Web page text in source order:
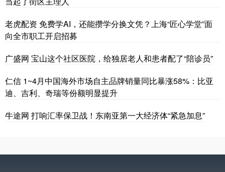
老虎配资 免费学AI，还能攒学分换文凭？上海“匠心学堂”面
向全市职工开启招募
广盛网 宝山这个社区医院，给独居老人和患者配了“陪诊员”
仁信 1~4月中国海外市场自主品牌销量同比暴涨58%：比亚
迪、吉利、奇瑞等份额明显提升
牛途网 打响汇率保卫战！东南亚第一大经济体“紧急加息”